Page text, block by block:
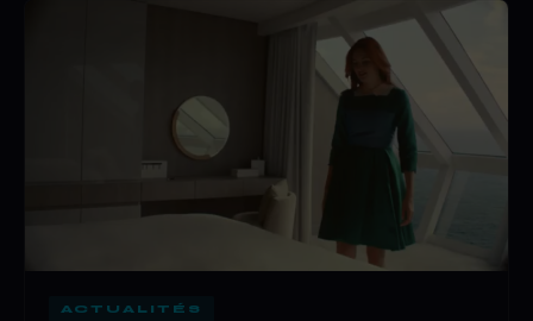
ACTUALITÉS